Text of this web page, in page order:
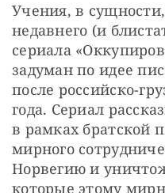
Учения, в
недавнего (и
сериала
задуман по идее
после российско-
года. Сериал
в рамках братской
мирного
Норвегию и
которые этому